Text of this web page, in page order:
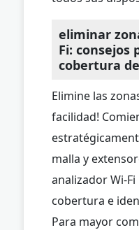
eliminar
Fi: consejos
cobertura
Elimine las
facilidad!
malla y
analizador Wi-
cobertura e
Para mayor